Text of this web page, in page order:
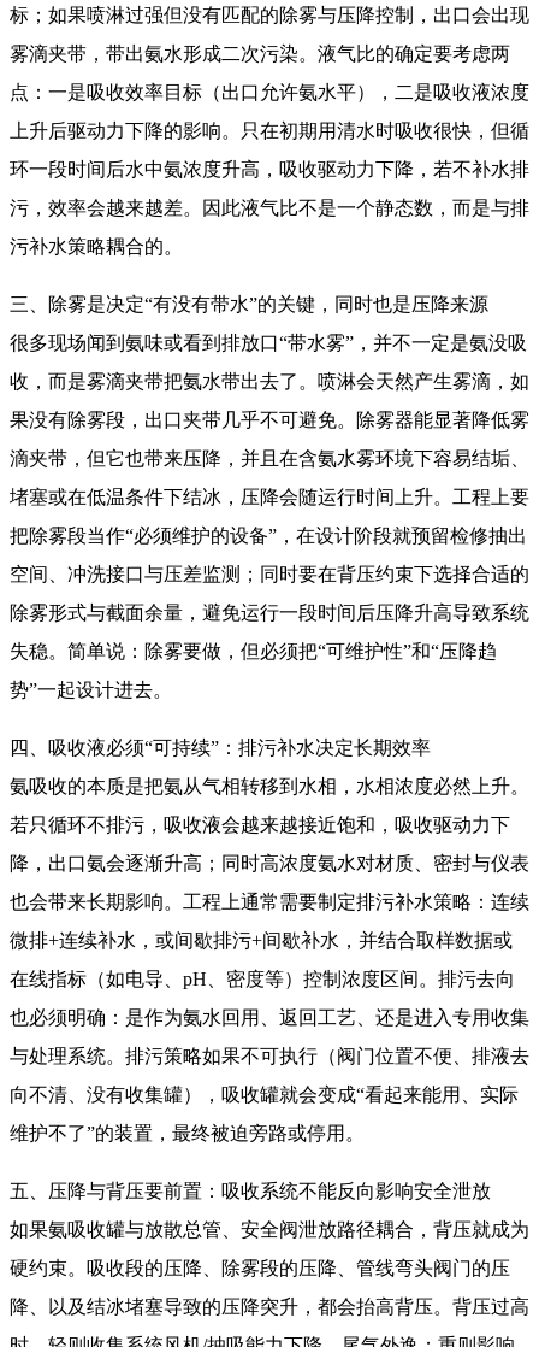
标；如果喷淋过强但没有匹配的除雾与压降控制，出口会出现
雾滴夹带，带出氨水形成二次污染。液气比的确定要考虑两
点：一是吸收效率目标（出口允许氨水平），二是吸收液浓度
上升后驱动力下降的影响。只在初期用清水时吸收很快，但循
环一段时间后水中氨浓度升高，吸收驱动力下降，若不补水排
污，效率会越来越差。因此液气比不是一个静态数，而是与排
污补水策略耦合的。
三、除雾是决定“有没有带水”的关键，同时也是压降来源
很多现场闻到氨味或看到排放口“带水雾”，并不一定是氨没吸
收，而是雾滴夹带把氨水带出去了。喷淋会天然产生雾滴，如
果没有除雾段，出口夹带几乎不可避免。除雾器能显著降低雾
滴夹带，但它也带来压降，并且在含氨水雾环境下容易结垢、
堵塞或在低温条件下结冰，压降会随运行时间上升。工程上要
把除雾段当作“必须维护的设备”，在设计阶段就预留检修抽出
空间、冲洗接口与压差监测；同时要在背压约束下选择合适的
除雾形式与截面余量，避免运行一段时间后压降升高导致系统
失稳。简单说：除雾要做，但必须把“可维护性”和“压降趋
势”一起设计进去。
四、吸收液必须“可持续”：排污补水决定长期效率
氨吸收的本质是把氨从气相转移到水相，水相浓度必然上升。
若只循环不排污，吸收液会越来越接近饱和，吸收驱动力下
降，出口氨会逐渐升高；同时高浓度氨水对材质、密封与仪表
也会带来长期影响。工程上通常需要制定排污补水策略：连续
微排+连续补水，或间歇排污+间歇补水，并结合取样数据或
在线指标（如电导、pH、密度等）控制浓度区间。排污去向
也必须明确：是作为氨水回用、返回工艺、还是进入专用收集
与处理系统。排污策略如果不可执行（阀门位置不便、排液去
向不清、没有收集罐），吸收罐就会变成“看起来能用、实际
维护不了”的装置，最终被迫旁路或停用。
五、压降与背压要前置：吸收系统不能反向影响安全泄放
如果氨吸收罐与放散总管、安全阀泄放路径耦合，背压就成为
硬约束。吸收段的压降、除雾段的压降、管线弯头阀门的压
降、以及结冰堵塞导致的压降突升，都会抬高背压。背压过高